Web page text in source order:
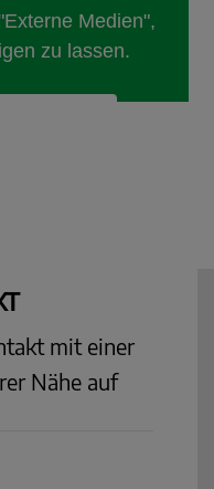
mit einer
Nähe auf